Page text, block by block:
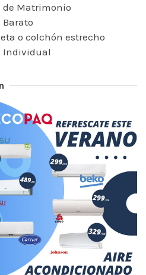
de Matrimonio
Barato
o colchón estrecho
Individual